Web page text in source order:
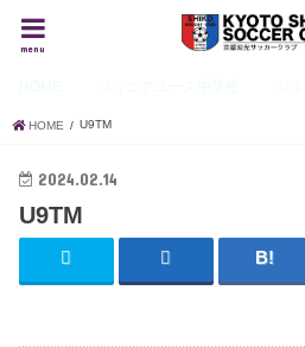
menu
HOME U9TM
2024.02.14
U9TM